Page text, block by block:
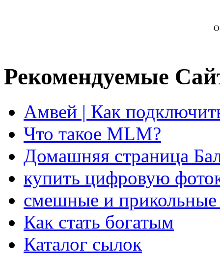
Рекомендуемые
Амвей | Как
Что такое MLM?
Домашняя страница
купить цифровую
смешные и
Как стать богатым
Каталог сылок